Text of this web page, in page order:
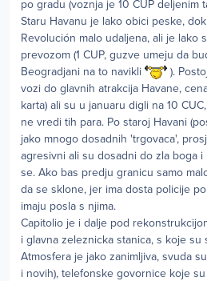
po gradu (voznja je 10 CUP deljenim
Staru Havanu je lako obici peske,
Revolución malo udaljena, ali je lako
prevozom (1 CUP, guzve umeju da
Beogradjani na to navikli
).
vozi do glavnih atrakcija Havane,
karta) ali su u januaru digli na 10
ne vredi tih para. Po staroj Havani
jako mnogo dosadnih 'trgovaca',
agresivni ali su dosadni do zla boga
se. Ako bas predju granicu samo
da se sklone, jer ima dosta policije
imaju posla s njima.
Capitolio je i dalje pod
i glavna zeleznicka stanica, s koje su
Atmosfera je jako zanimljiva, svuda
i novih), telefonske govornice koje